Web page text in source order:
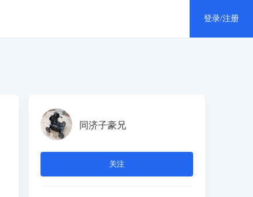
登录/注册
同济子豪兄
关注